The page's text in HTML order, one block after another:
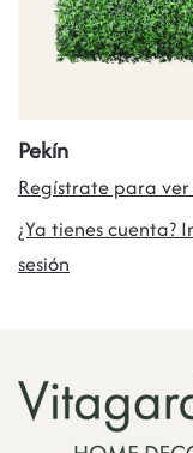
Pekín
Regístrate para
¿Ya tienes cuenta?
sesión